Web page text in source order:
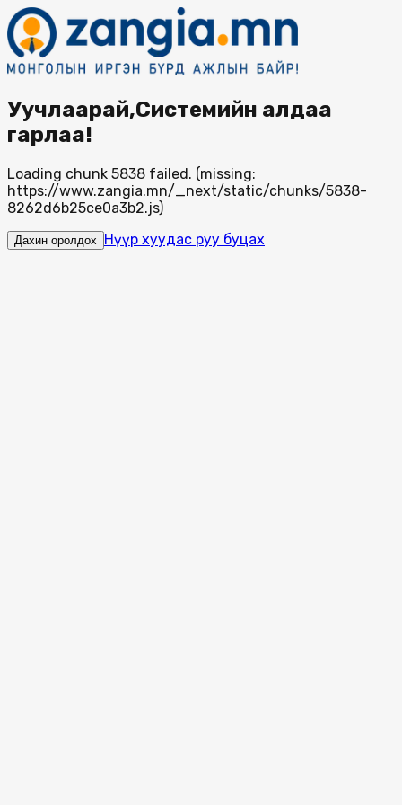
Уучлаарай,Системийн алдаа
гарлаа!
Loading chunk 5838 failed. (missing:
https://www.zangia.mn/_next/static/chunks/5838-
8262d6b25ce0a3b2.js)
Дахин оролдох Нүүр хуудас руу буцах